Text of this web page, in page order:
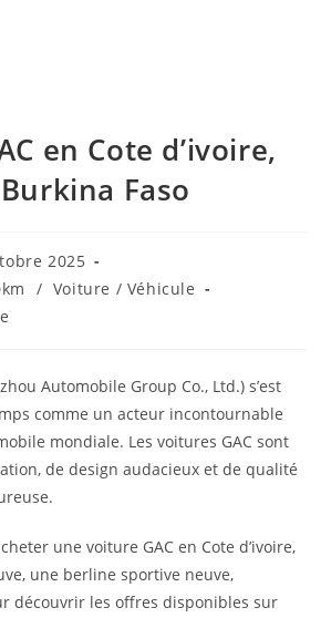
en Cote d’ivoire,
Faso
2025
/ Voiture / Véhicule
Automobile Group Co., Ltd.) s’est
comme un acteur incontournable
mondiale. Les voitures GAC sont
de design audacieux et de qualité
une voiture GAC en Cote d’ivoire,
une berline sportive neuve,
découvrir les offres disponibles sur